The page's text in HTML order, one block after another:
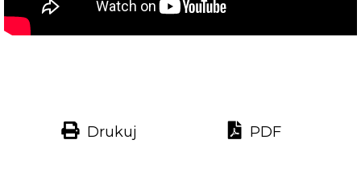
Drukuj PDF